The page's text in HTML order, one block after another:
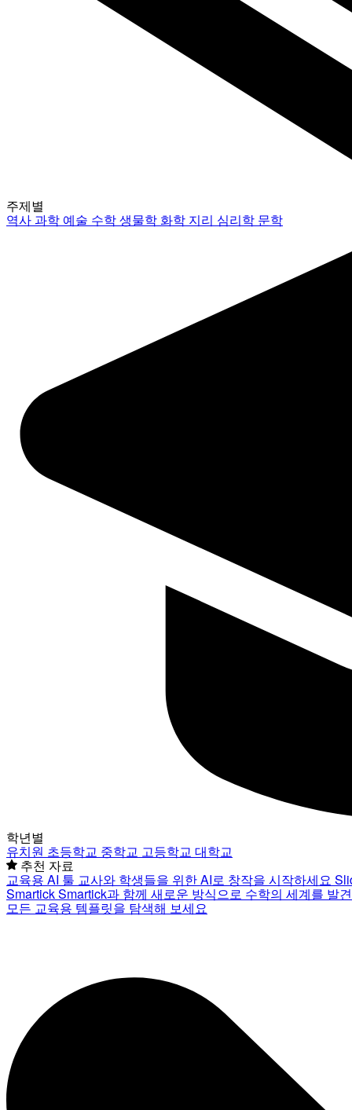
주제별
역사과학 예술 수학생물학 화학 지리 심리학 문학
학년별
유치원 초등학교 중학교 고등학교 대학교
추천 자료
교육용 AI 툴 교사와 학생들을 위한 AI로 창작을 시작하세요
SmartickSmartick과 함께 새로운 방식으로 수학의 세계를 발
모든 교육용 템플릿을 탐색해 보세요